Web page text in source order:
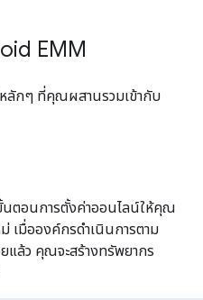
EMM
ลักๆ ที่คุณผสานรวมเข้ากับ
นตอนการตั้งค่าออนไลน์ให้คุณ
เมื่อองค์กรดำเนินการตาม
แล้ว คุณจะสร้างทรัพยากร